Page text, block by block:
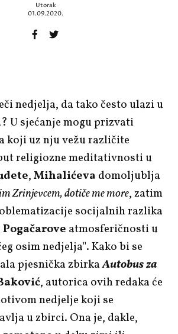
Utorak
01.09.2020.
nedjelja, da tako često ulazi u
U sjećanje mogu prizvati
koji uz nju vežu različite
religiozne meditativnosti u
,Mihalićevadomoljublja
Zrinjevcem, dotiče me more, zatim
socijalnih razlika
Pogačarove atmosferičnosti u
osim nedjelja". Kako bi se
pjesnička zbirkaAutobus za
, autorica ovih redaka će
nedjelje koji se
u zbirci. Ona je, dakle,